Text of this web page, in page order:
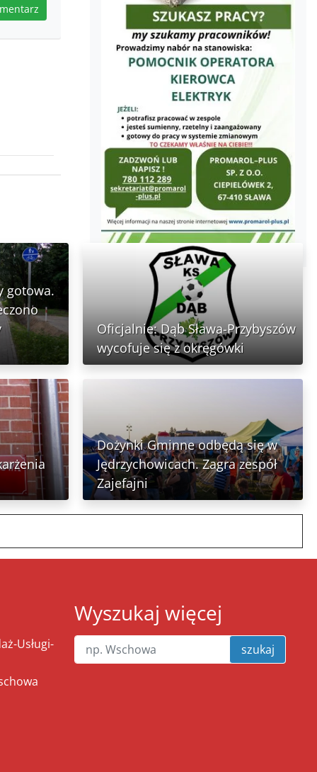
gotowa.
Oficjalnie: Dąb Sława-Przybyszów
wycofuje się z okręgówki
Dożynki Gminne odbędą się w
Jędrzychowicach. Zagra zespół
Zajefajni
Usługi-
Wyszukaj więcej
szukaj